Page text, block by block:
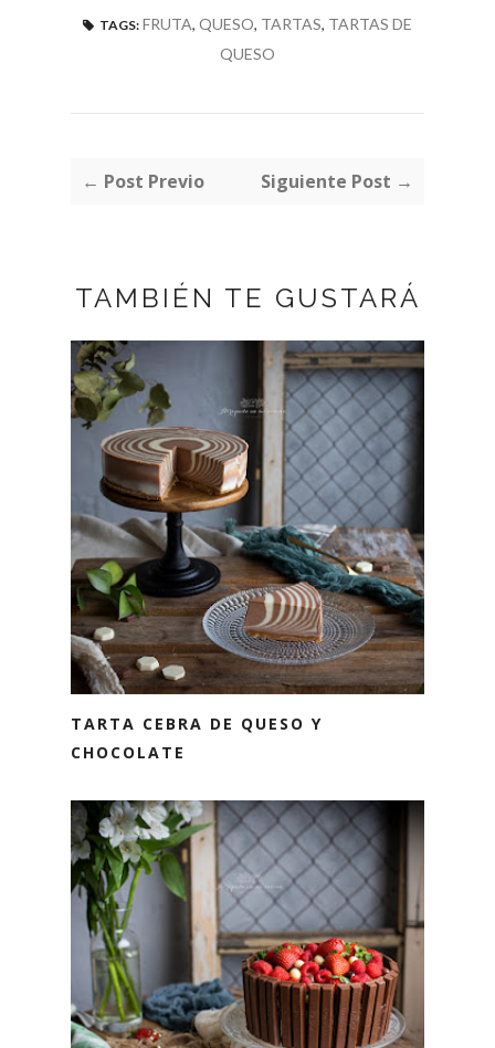
TAGS: FRUTA, QUESO, TARTAS, TARTAS DE
QUESO
← Post Previo Siguiente Post →
TAMBIÉN TE GUSTARÁ
TARTA CEBRA DE QUESO Y
CHOCOLATE